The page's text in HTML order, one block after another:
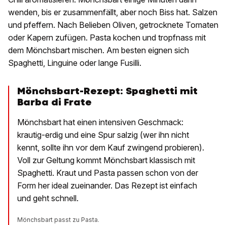
wenden, bis er zusammenfällt, aber noch Biss hat. Salzen
und pfeffern. Nach Belieben Oliven, getrocknete Tomaten
oder Kapern zufügen. Pasta kochen und tropfnass mit
dem Mönchsbart mischen. Am besten eignen sich
Spaghetti, Linguine oder lange Fusilli.
Mönchsbart-Rezept: Spaghetti mit
Barba di Frate
Mönchsbart hat einen intensiven Geschmack:
krautig-erdig und eine Spur salzig (wer ihn nicht
kennt, sollte ihn vor dem Kauf zwingend probieren).
Voll zur Geltung kommt Mönchsbart klassisch mit
Spaghetti. Kraut und Pasta passen schon von der
Form her ideal zueinander. Das Rezept ist einfach
und geht schnell.
Mönchsbart passt zu Pasta.